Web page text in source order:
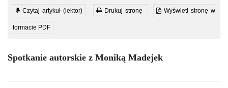
Czytaj artykuł (lektor) Drukuj stronę Wyświetl stronę w
formacie PDF
Spotkanie autorskie z Moniką Madejek